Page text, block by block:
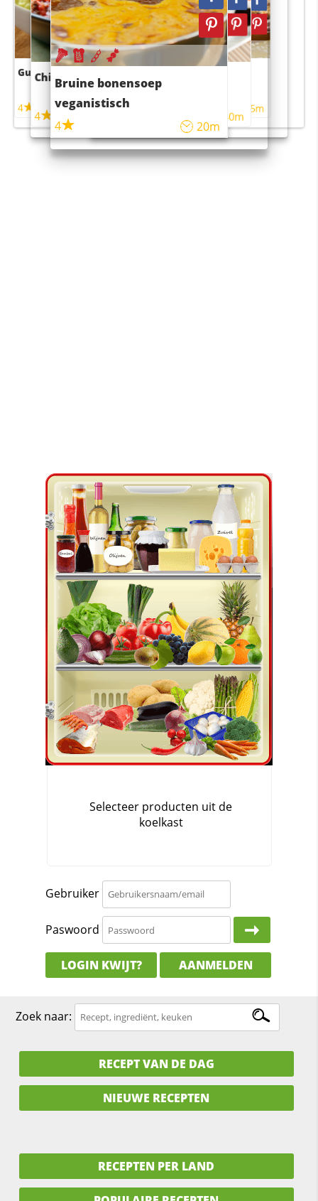
Gebruiker
Paswoord
LOGIN KWIJT? AANMELDEN
Guacamole
4
Chili con carne
4 45m
Bruine bonensoep
veganistisch
4
20m
Sushi rijstsalade
maaltijdsalade
40m
4 55m
Zoek naar:
RECEPT VAN DE DAG
NIEUWE RECEPTEN
RECEPTEN PER LAND